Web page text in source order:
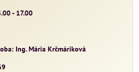
- 17.00
Ing. Mária Krčmáriková